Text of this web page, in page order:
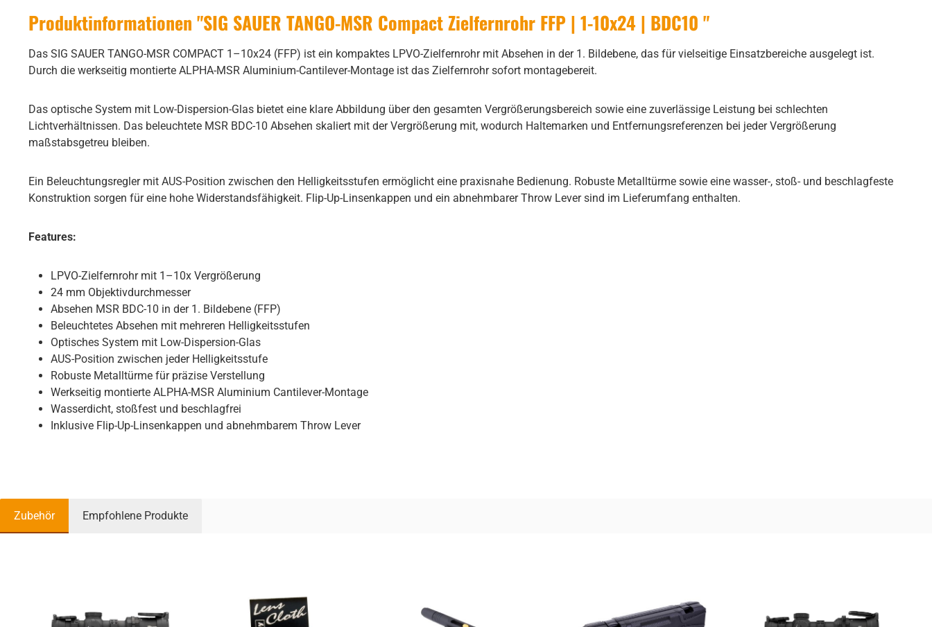
Produktinformationen "SIG SAUER TANGO-MSR Compact Zielfernrohr FFP | 1-10x24 | BDC10 "
Das SIG SAUER TANGO-MSR COMPACT 1–10x24 (FFP) ist ein kompaktes LPVO-Zielfernrohr mit Absehen in der 1. Bildebene, das für vielseitige Einsatzbereiche ausgelegt ist.
Durch die werkseitig montierte ALPHA-MSR Aluminium-Cantilever-Montage ist das Zielfernrohr sofort montagebereit.
Das optische System mit Low-Dispersion-Glas bietet eine klare Abbildung über den gesamten Vergrößerungsbereich sowie eine zuverlässige Leistung bei schlechten
Lichtverhältnissen. Das beleuchtete MSR BDC-10 Absehen skaliert mit der Vergrößerung mit, wodurch Haltemarken und Entfernungsreferenzen bei jeder Vergrößerung
maßstabsgetreu bleiben.
Ein Beleuchtungsregler mit AUS-Position zwischen den Helligkeitsstufen ermöglicht eine praxisnahe Bedienung. Robuste Metalltürme sowie eine wasser-, stoß- und beschlagfeste
Konstruktion sorgen für eine hohe Widerstandsfähigkeit. Flip-Up-Linsenkappen und ein abnehmbarer Throw Lever sind im Lieferumfang enthalten.
Features:
LPVO-Zielfernrohr mit 1–10x Vergrößerung
24 mm Objektivdurchmesser
Absehen MSR BDC-10 in der 1. Bildebene (FFP)
Beleuchtetes Absehen mit mehreren Helligkeitsstufen
Optisches System mit Low-Dispersion-Glas
AUS-Position zwischen jeder Helligkeitsstufe
Robuste Metalltürme für präzise Verstellung
Werkseitig montierte ALPHA-MSR Aluminium Cantilever-Montage
Wasserdicht, stoßfest und beschlagfrei
Inklusive Flip-Up-Linsenkappen und abnehmbarem Throw Lever
Zubehör Empfohlene Produkte